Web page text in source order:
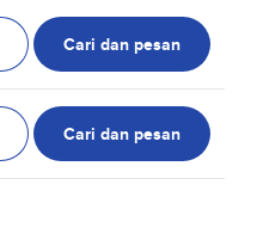
Cari dan pesan
Cari dan pesan